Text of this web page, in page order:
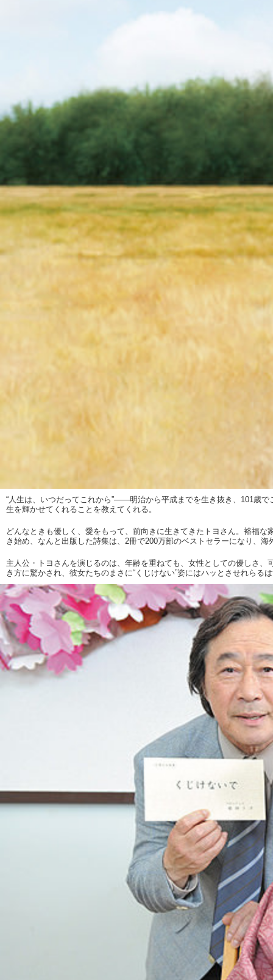
“人生は、いつだってこれから”――明治から平成までを生き抜き、101歳
生を輝かせてくれることを教えてくれる。
どんなときも優しく、愛をもって、前向きに生きてきたトヨさん。裕福
き始め、なんと出版した詩集は、2冊で200万部のベストセラーになり、
主人公・トヨさんを演じるのは、年齢を重ねても、女性としての優しさ
き方に驚かされ、彼女たちのまさに“くじけない”姿にはハッとさせれらる